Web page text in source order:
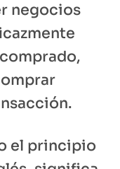
negocios
el principio